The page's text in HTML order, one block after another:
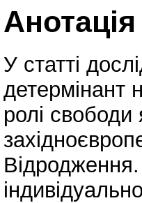
Анотація
У статті
детермінант
ролі свободи